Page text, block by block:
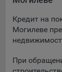
пользователей
9.3. Файлы
контента.
позволяют
Кредит на
Могилеве
При